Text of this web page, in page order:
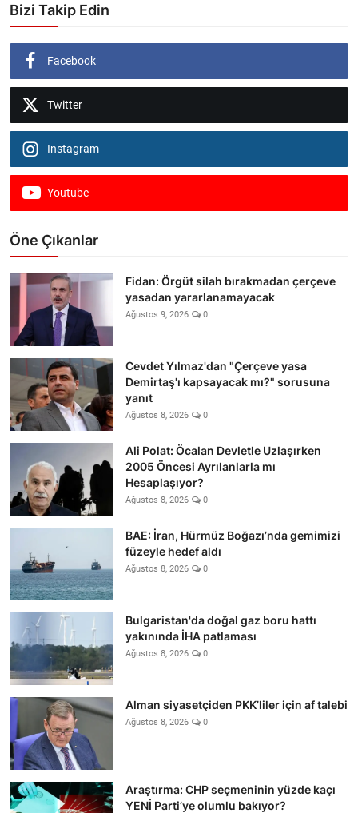
Bizi Takip Edin
Facebook
Twitter
Instagram
Youtube
Öne Çıkanlar
Fidan: Örgüt silah bırakmadan çerçeve
yasadan yararlanamayacak
Ağustos 9, 2026 0
Cevdet Yılmaz'dan "Çerçeve yasa
Demirtaş'ı kapsayacak mı?" sorusuna
yanıt
Ağustos 8, 2026 0
Ali Polat: Öcalan Devletle Uzlaşırken
2005 Öncesi Ayrılanlarla mı
Hesaplaşıyor?
Ağustos 8, 2026 0
BAE: İran, Hürmüz Boğazı’nda gemimizi
füzeyle hedef aldı
Ağustos 8, 2026 0
Bulgaristan'da doğal gaz boru hattı
yakınında İHA patlaması
Ağustos 8, 2026 0
Alman siyasetçiden PKK’liler için af talebi
Ağustos 8, 2026 0
Araştırma: CHP seçmeninin yüzde kaçı
YENİ Parti’ye olumlu bakıyor?